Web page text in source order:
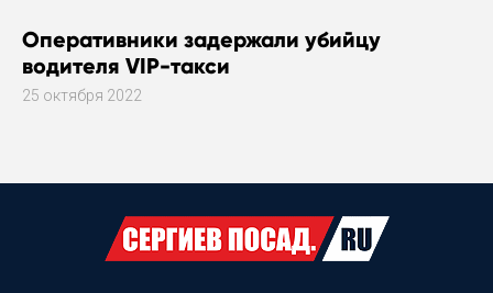
Оперативники задержали убийцу
водителя VIP-такси
25 октября 2022